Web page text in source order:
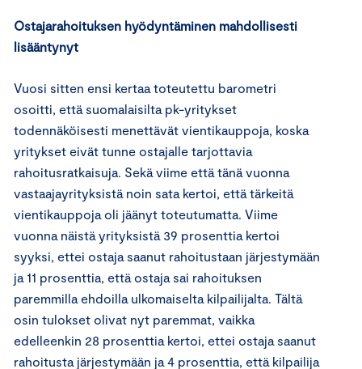
Ostajarahoituksen hyödyntäminen mahdollisesti
lisääntynyt
Vuosi sitten ensi kertaa toteutettu barometri
osoitti, että suomalaisilta pk-yritykset
todennäköisesti menettävät vientikauppoja, koska
yritykset eivät tunne ostajalle tarjottavia
rahoitusratkaisuja. Sekä viime että tänä vuonna
vastaajayrityksistä noin sata kertoi, että tärkeitä
vientikauppoja oli jäänyt toteutumatta. Viime
vuonna näistä yrityksistä 39 prosenttia kertoi
syyksi, ettei ostaja saanut rahoitustaan järjestymään
ja 11 prosenttia, että ostaja sai rahoituksen
paremmilla ehdoilla ulkomaiselta kilpailijalta. Tältä
osin tulokset olivat nyt paremmat, vaikka
edelleenkin 28 prosenttia kertoi, ettei ostaja saanut
rahoitusta järjestymään ja 4 prosenttia, että kilpailija